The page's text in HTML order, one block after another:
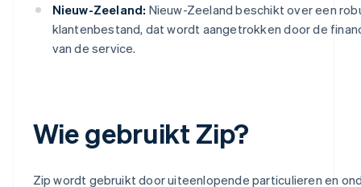
Nieuw-Zeeland: Nieuw-Zeeland beschikt over een
klantenbestand, dat wordt aangetrokken door de
van de service.
Wie gebruikt Zip?
Zip wordt gebruikt door uiteenlopende particulieren en